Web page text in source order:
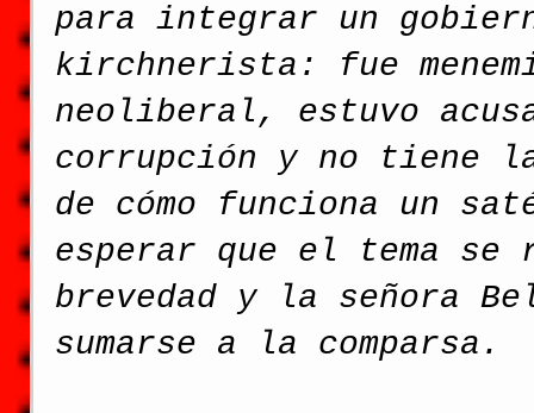
para integrar un
kirchnerista: fue
neoliberal, estuvo
corrupción y no tiene
de cómo funciona un
esperar que el tema se
brevedad y la señora
sumarse a la comparsa.